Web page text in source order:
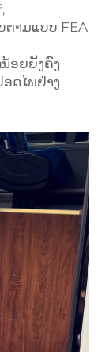
ຕາມແບບ FEA
ອຍຍັງຄົງ
ອດໄພຢ່າງ